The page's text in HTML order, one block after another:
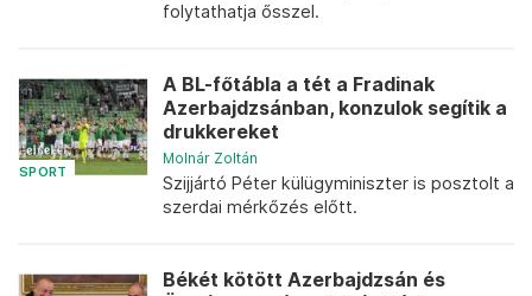
folytathatja ősszel.
SPORT
A BL-főtábla a tét a Fradinak
Azerbajdzsánban, konzulok segítik a
drukkereket
Molnár Zoltán
Szijjártó Péter külügyminiszter is posztolt a
szerdai mérkőzés előtt.
Békét kötött Azerbajdzsán és